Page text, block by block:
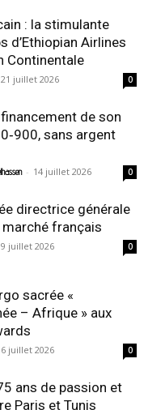
: la stimulante
d’Ethiopian Airlines
Continentale
21 juillet 2026 0
de son
sans argent
- 14 juillet 2026 0
directrice générale
marché français
9 juillet 2026 0
sacrée «
– Afrique » aux
6 juillet 2026 0
ans de passion et
Paris et Tunis